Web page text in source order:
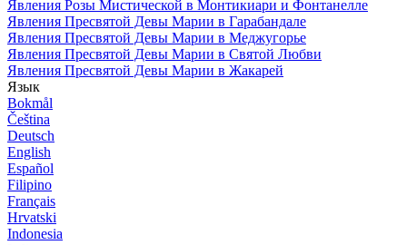
Явления Розы Мистической в Монтикиари и Фонтанелле
Явления Пресвятой Девы Марии в Гарабандале
Явления Пресвятой Девы Марии в Меджугорье
Явления Пресвятой Девы Марии в Святой Любви
Явления Пресвятой Девы Марии в Жакарей
Язык
Bokmål
Čeština
Deutsch
English
Español
Filipino
Français
Hrvatski
Indonesia